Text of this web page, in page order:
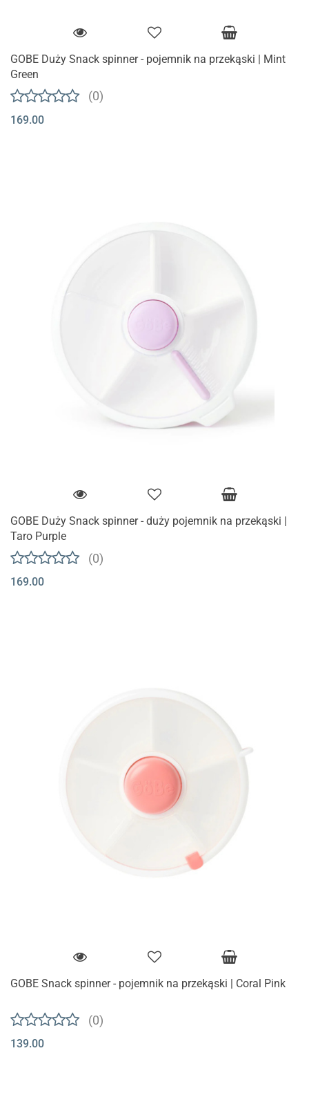
GOBE Duży Snack spinner - pojemnik na przekąski | Mint
Green
(0)
169.00
GOBE Duży Snack spinner - duży pojemnik na przekąski |
Taro Purple
(0)
169.00
GOBE Snack spinner - pojemnik na przekąski | Coral Pink
(0)
139.00